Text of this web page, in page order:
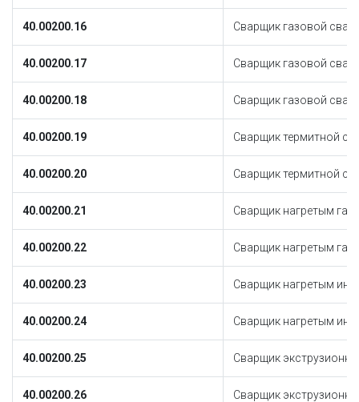
40.00200.16 Сварщик газовой
40.00200.17 Сварщик газовой
40.00200.18 Сварщик газовой
40.00200.19 Сварщик термитной
40.00200.20 Сварщик термитной
40.00200.21 Сварщик нагретым
40.00200.22 Сварщик нагретым
40.00200.23 Сварщик нагретым
40.00200.24 Сварщик нагретым
40.00200.25 Сварщик
40.00200.26 Сварщик